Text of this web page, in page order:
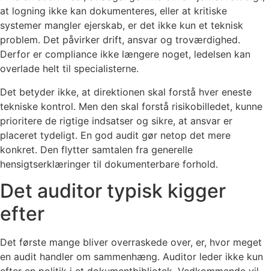
at logning ikke kan dokumenteres, eller at kritiske
systemer mangler ejerskab, er det ikke kun et teknisk
problem. Det påvirker drift, ansvar og troværdighed.
Derfor er compliance ikke længere noget, ledelsen kan
overlade helt til specialisterne.
Det betyder ikke, at direktionen skal forstå hver eneste
tekniske kontrol. Men den skal forstå risikobilledet, kunne
prioritere de rigtige indsatser og sikre, at ansvar er
placeret tydeligt. En god audit gør netop det mere
konkret. Den flytter samtalen fra generelle
hensigtserklæringer til dokumenterbare forhold.
Det auditor typisk kigger
efter
Det første mange bliver overraskede over, er, hvor meget
en audit handler om sammenhæng. Auditor leder ikke kun